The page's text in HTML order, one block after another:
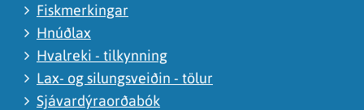
Fiskmerkingar
Hnúðlax
Hvalreki - tilkynning
Lax- og silungsveiðin - tölur
Sjávardýraorðabók